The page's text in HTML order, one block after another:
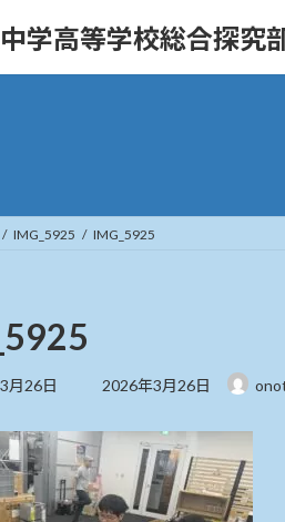
学高等学校総合探究
IMG_5925 IMG_5925
月26日
最
新
時
:
2026年3月26日